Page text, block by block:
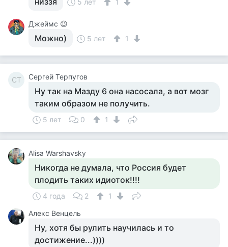
5 лет 1
Джеймс 😉
Можно) 5 лет 1
СТ Сергей Терпугов
Ну так на Мазду 6 она насосала, а вот мозг
таким образом не получить.
5 лет 0 1
Alisa Warshavsky
Никогда не думала, что Россия будет
плодить таких идиоток!!!!
4 года 2
1
Алекс Венцель
Ну, хотя бы рулить научилась и то
достижение...))))